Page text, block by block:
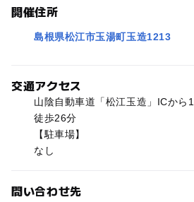
開催住所
島根県松江市玉湯町玉造1213
交通アクセス
山陰自動車道「松江玉造」ICから
徒歩26分
【駐車場】
なし
問い合わせ先